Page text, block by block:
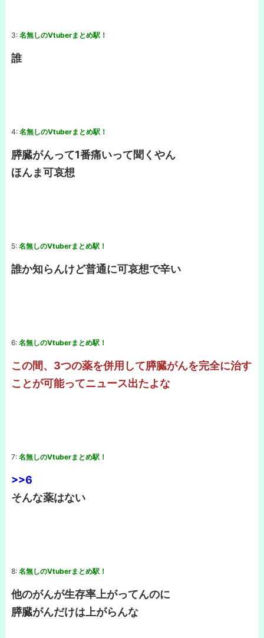
3: 名無しのVtuberまとめ駅！
誰
4: 名無しのVtuberまとめ駅！
膵臓がんって1番痛いって聞くやん
ほんま可哀想
5: 名無しのVtuberまとめ駅！
誰か知らんけど普通に可哀想で辛い
6: 名無しのVtuberまとめ駅！
この間、3つの薬を併用して膵臓がんを完全に治す
ことが可能ってニュース出たよな
7: 名無しのVtuberまとめ駅！
>>6
そんな薬はない
8: 名無しのVtuberまとめ駅！
他のがんが生存率上がってんのに
膵臓がんだけは上がらんな